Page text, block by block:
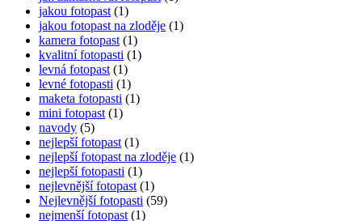
jakou fotopast (1)
jakou fotopast na zloděje (1)
kamera fotopast (1)
kvalitní fotopasti (1)
levná fotopast (1)
levné fotopasti (1)
maketa fotopasti (1)
mini fotopast (1)
navody (5)
nejlepší fotopast (1)
nejlepší fotopast na zloděje (1)
nejlepší fotopasti (1)
nejlevnější fotopast (1)
Nejlevnější fotopasti (59)
nejmenší fotopast (1)